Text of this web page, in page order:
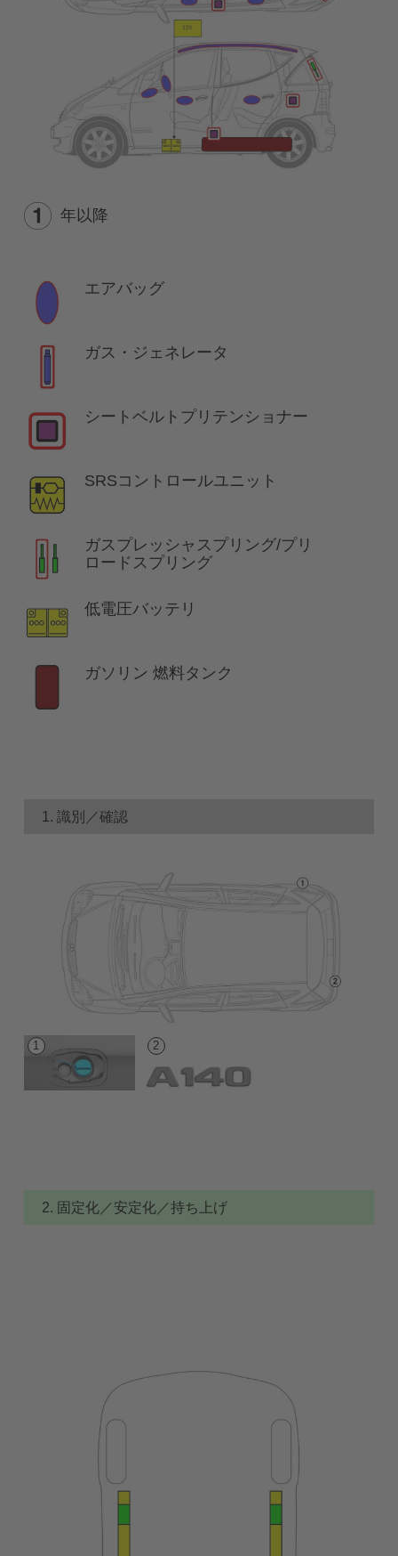
年以降
エアバッグ
ガス・ジェネレータ
シートベルトプリテンショナー
SRSコントロールユニット
ガスプレッシャスプリング/プリ
ロードスプリング
低電圧バッテリ
ガソリン 燃料タンク
1. 識別／確認
2. 固定化／安定化／持ち上げ